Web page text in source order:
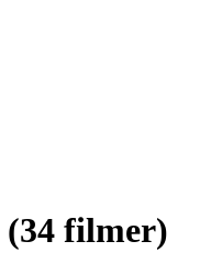
(34 filmer)